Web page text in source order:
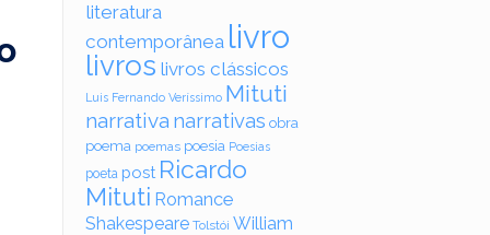
literatura
contemporânea livro
livros livros clássicos
Luis Fernando Veríssimo Mituti
narrativa narrativas obra
poema poemas poesia Poesias
poeta post Ricardo
Mituti Romance
Shakespeare Tolstói William